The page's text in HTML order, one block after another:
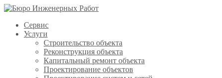
Сервис
Услуги
Строительство объекта
Реконструкция объекта
Капитальный ремонт объекта
Проектирование объектов